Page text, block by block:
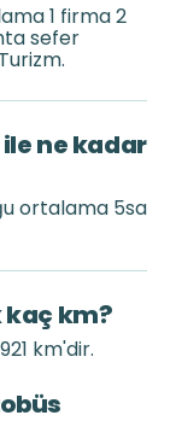
1 firma 2
sefer
ile ne kadar
ortalama 5sa
kaç km?
km'dir.